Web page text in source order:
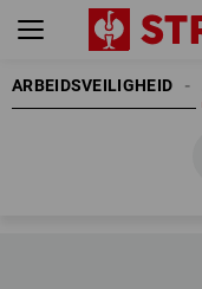
ARBEIDSVEILIGHEID